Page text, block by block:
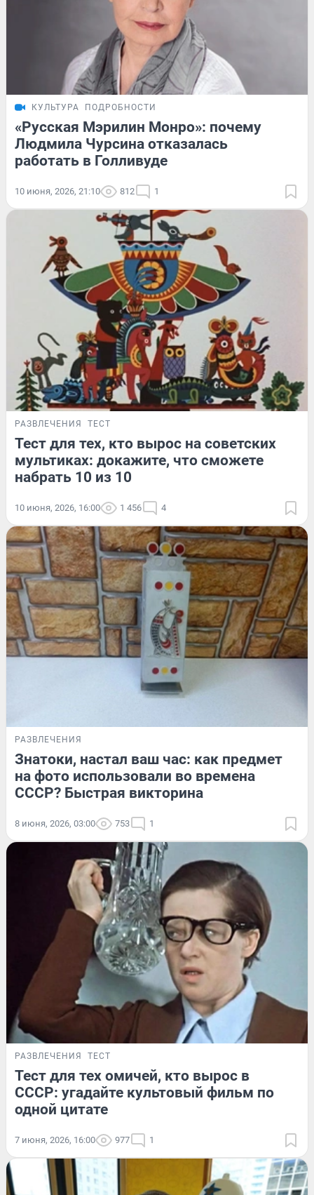
КУЛЬТУРА ПОДРОБНОСТИ
«Русская Мэрилин Монро»: почему
Людмила Чурсина отказалась
работать в Голливуде
10 июня, 2026, 21:10 812 1
РАЗВЛЕЧЕНИЯ ТЕСТ
Тест для тех, кто вырос на советских
мультиках: докажите, что сможете
набрать 10 из 10
10 июня, 2026, 16:00 1 456 4
РАЗВЛЕЧЕНИЯ
Знатоки, настал ваш час: как предмет
на фото использовали во времена
СССР? Быстрая викторина
8 июня, 2026, 03:00 753 1
РАЗВЛЕЧЕНИЯ ТЕСТ
Тест для тех омичей, кто вырос в
СССР: угадайте культовый фильм по
одной цитате
7 июня, 2026, 16:00 977 1